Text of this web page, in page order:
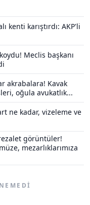
kenti karıştırdı: AKP'li
Meclis başkanı
akrabalara! Kavak
oğula avukatlık...
ne kadar, vizeleme ve
görüntüler!
mezarlıklarımıza